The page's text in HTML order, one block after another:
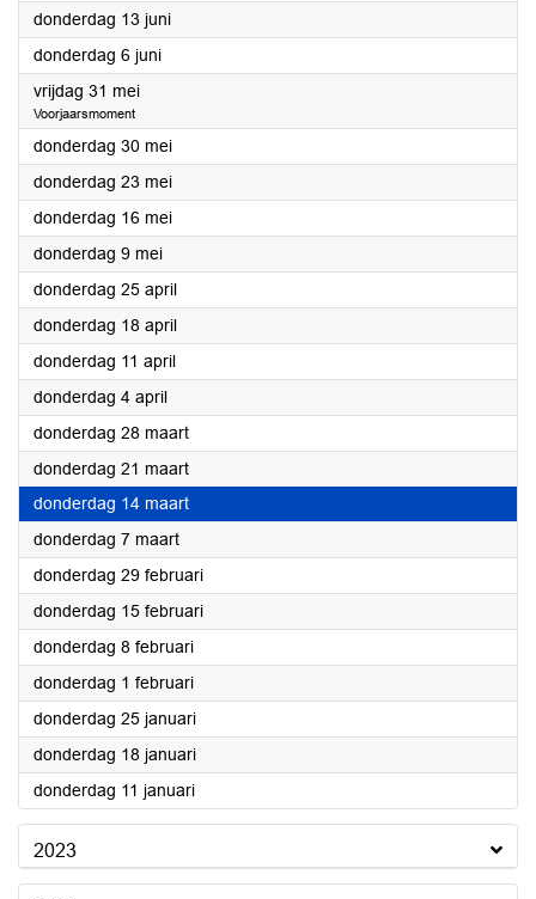
donderdag 13 juni2024
donderdag 6 juni2024
vrijdag 31 mei2024
Voorjaarsmoment
donderdag 30 mei2024
donderdag 23 mei2024
donderdag 16 mei2024
donderdag 9 mei2024
donderdag 25 april2024
donderdag 18 april2024
donderdag 11 april2024
donderdag 4 april2024
donderdag 28 maart2024
donderdag 21 maart2024
donderdag 14 maart2024
donderdag 7 maart2024
donderdag 29 februari2024
donderdag 15 februari2024
donderdag 8 februari2024
donderdag 1 februari2024
donderdag 25 januari2024
donderdag 18 januari2024
donderdag 11 januari2024
2023